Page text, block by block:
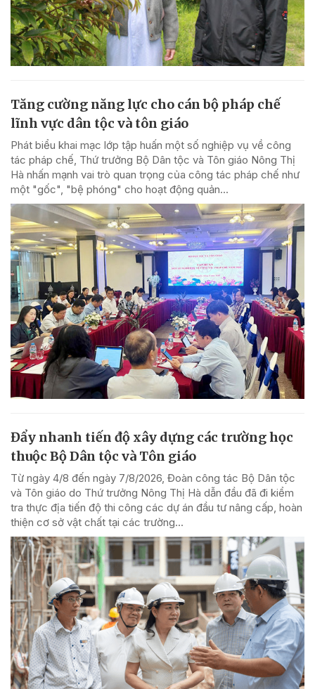
Tăng cường năng lực cho cán bộ pháp chế
lĩnh vực dân tộc và tôn giáo
Phát biểu khai mạc lớp tập huấn một số nghiệp vụ về công
tác pháp chế, Thứ trưởng Bộ Dân tộc và Tôn giáo Nông Thị
Hà nhấn mạnh vai trò quan trọng của công tác pháp chế như
một "gốc", "bệ phóng" cho hoạt động quản...
Đẩy nhanh tiến độ xây dựng các trường học
thuộc Bộ Dân tộc và Tôn giáo
Từ ngày 4/8 đến ngày 7/8/2026, Đoàn công tác Bộ Dân tộc
và Tôn giáo do Thứ trưởng Nông Thị Hà dẫn đầu đã đi kiểm
tra thực địa tiến độ thi công các dự án đầu tư nâng cấp, hoàn
thiện cơ sở vật chất tại các trường...